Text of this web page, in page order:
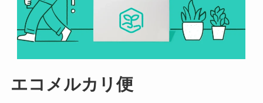
エコメルカリ便